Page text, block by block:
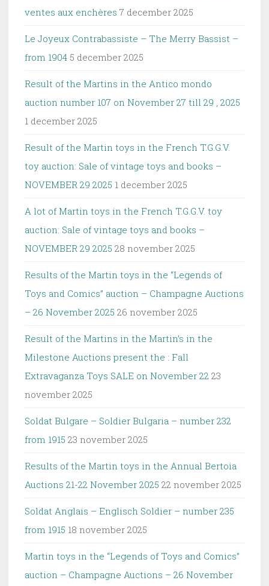
ventes aux enchères 7 december 2025
Le Joyeux Contrabassiste – The Merry Bassist –
from 1904 5 december 2025
Result of the Martins in the Antico mondo
auction number 107 on November 27 till 29 , 2025
1 december 2025
Result of the Martin toys in the French T.G.G.V.
toy auction: Sale of vintage toys and books –
NOVEMBER 29 2025 1 december 2025
A lot of Martin toys in the French T.G.G.V. toy
auction: Sale of vintage toys and books –
NOVEMBER 29 2025 28 november 2025
Results of the Martin toys in the “Legends of
Toys and Comics” auction – Champagne Auctions
– 26 November 2025 26 november 2025
Result of the Martins in the Martin’s in the
Milestone Auctions present the : Fall
Extravaganza Toys SALE on November 22 23
november 2025
Soldat Bulgare – Soldier Bulgaria – number 232
from 1915 23 november 2025
Results of the Martin toys in the Annual Bertoia
Auctions 21-22 November 2025 22 november 2025
Soldat Anglais – Englisch Soldier – number 235
from 1915 18 november 2025
Martin toys in the “Legends of Toys and Comics”
auction – Champagne Auctions – 26 November